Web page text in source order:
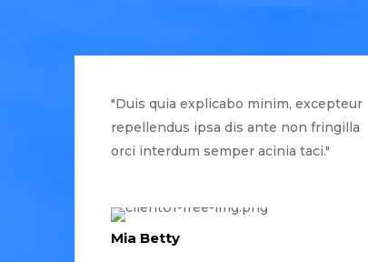
"Duis quia explicabo minim, excepteur
repellendus ipsa dis ante non fringilla
orci interdum semper acinia taci."
Mia Betty